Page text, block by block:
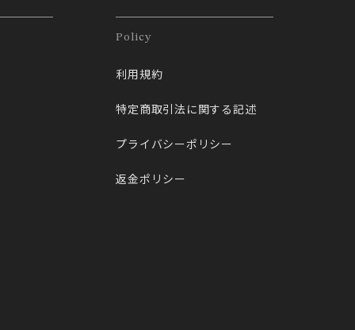
Policy
利用規約
特定商取引法に関する記述
プライバシーポリシー
返金ポリシー